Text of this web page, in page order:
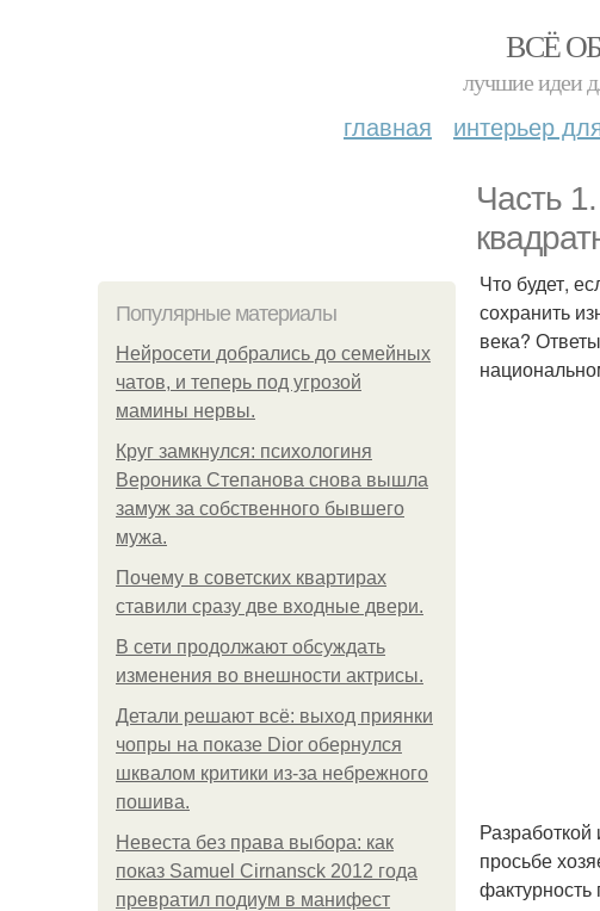
ВСЁ
лучшие идеи
главная интерьер
Часть
Популярные материалы
Нейросети добрались до семейных
чатов, и теперь под угрозой
мамины нервы.
Круг замкнулся: психологиня
Вероника Степанова снова вышла
замуж за собственного бывшего
мужа.
Почему в советских квартирах
ставили сразу две входные двери.
В сети продолжают обсуждать
изменения во внешности актрисы.
Детали решают всё: выход приянки
чопры на показе Dior обернулся
шквалом критики из-за небрежного
пошива.
Невеста без права выбора: как
показ Samuel Cirnansck 2012 года
превратил подиум в манифест
Что будет,
сохранить
века?
просьбе
фактурность